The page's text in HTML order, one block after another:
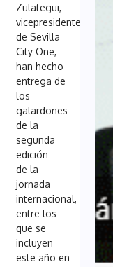
Zulategui,
vicepresidente
de Sevilla
City One,
han hecho
entrega de
los
galardones
de la
segunda
edición
de la
jornada
internacional,
entre los
que se
incluyen
este año en